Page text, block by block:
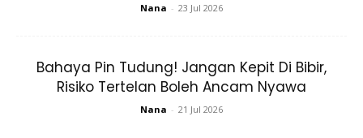
BACAAN DALAM SOLAT MAGHRIB
Nana - 23 Jul 2026
Bahaya Pin Tudung! Jangan Kepit Di Bibir,
Risiko Tertelan Boleh Ancam Nyawa
Nana - 21 Jul 2026